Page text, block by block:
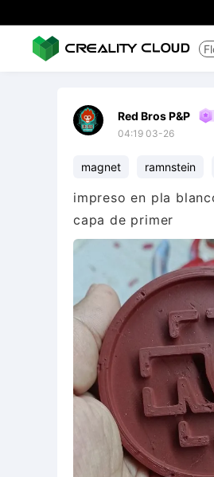
Red Bros P&P
04:19 03-26
magnet ramnstein
impreso en pla
capa de primer